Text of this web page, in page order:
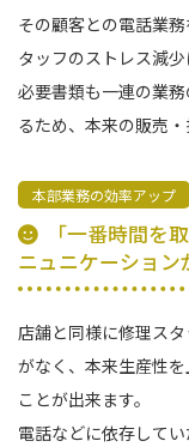
その顧客との電話業
タッフのストレス減少
必要書類も一連の業
るため、本来の販売
本部業務の効率アップ
「一番時間を
ニュニケーション
店舗と同様に修理ス
がなく、本来生産性
ことが出来ます。
電話などに依存して